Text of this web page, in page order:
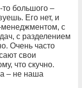
то большого –
Его нет, и
менеджментом, с
с разделением
Очень часто
свои
что скучно.
– не наша